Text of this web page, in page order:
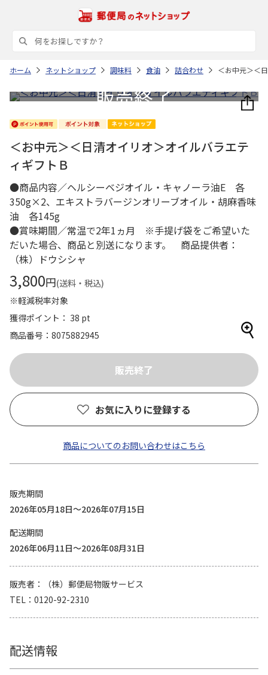
ホーム ネットショップ 調味料 食油 詰合わせ ＜お中元＞＜
＜お中元＞＜日清オイリオ＞オイルバラエテ
ィギフトＢ
●商品内容／ヘルシーベジオイル・キャノーラ油E 各
350g×2、エキストラバージンオリーブオイル・胡麻香味
油 各145g
●賞味期間／常温で2年1ヵ月 ※手提げ袋をご希望いた
だいた場合、商品と別送になります。 商品提供者：
（株）ドウシシャ
3,800円(送料・税込)
※軽減税率対象
獲得ポイント： 38 pt
商品番号
8075882945
お気に入りに登録する
商品についてのお問い合わせはこちら
販売期間
2026年05月18日～2026年07月15日
配送期間
2026年06月11日～2026年08月31日
販売者
（株）郵便局物販サービス
TEL
0120-92-2310
配送情報